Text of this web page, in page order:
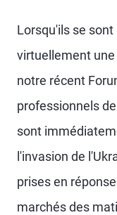
Lorsqu'ils se
virtuellement
notre récent
professionnels
sont
l'invasion de
prises en
marchés des